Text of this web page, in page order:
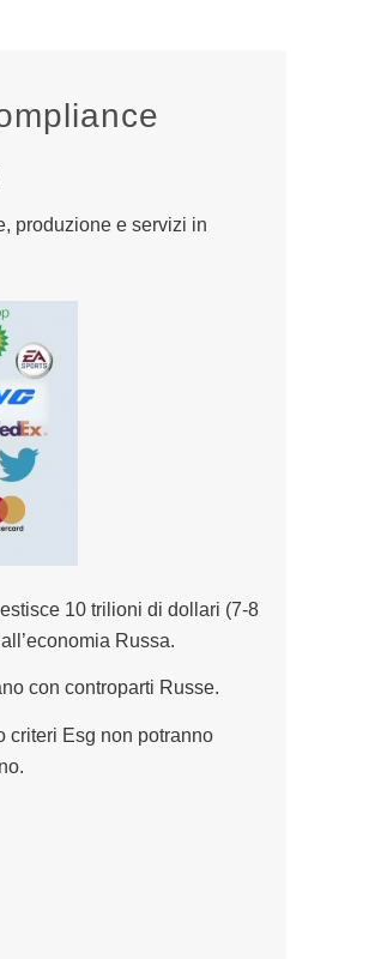
produzione e servizi in
10 trilioni di dollari (7-8
Russa.
con controparti Russe.
criteri Esg non potranno